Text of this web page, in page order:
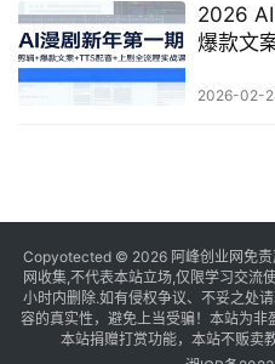
2026
爆款文
2026-02-
Copyotected © 2026 阿峰创业网 免
网收集,不代表本站立场,仅限学习交流
小时内删除.如有侵权争议、不妥之处
容的真实性，避免上当受骗！本站为
本站捐赠打赏功能，本站不贩卖